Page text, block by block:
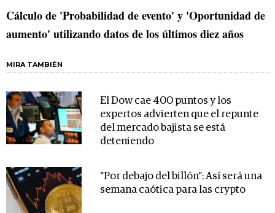
Cálculo de 'Probabilidad de evento' y 'Oportunidad de
aumento' utilizando datos de los últimos diez años
MIRA TAMBIÉN
El Dow cae 400 puntos y los
expertos advierten que el repunte
del mercado bajista se está
deteniendo
"Por debajo del billón": Así será una
semana caótica para las crypto